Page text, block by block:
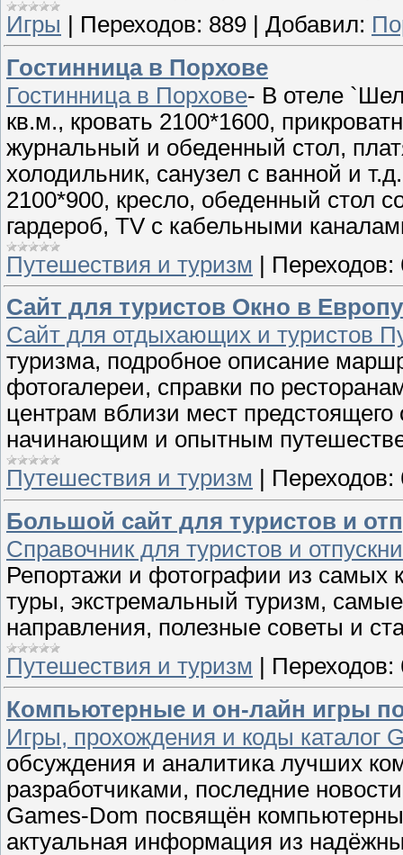
Игры
Переходов: 889 Добавил:
Гостинница в Порхове
Гостинница в Порхове- В отеле
кв.м., кровать 2100*1600,
журнальный и обеденный стол,
холодильник, санузел с ванной и
2100*900, кресло, обеденный стол
гардероб, TV с кабельными
Путешествия и туризм | Переходов:
Сайт для туристов Окно в Европу
Сайт для отдыхающих и туристов
туризма, подробное описание
фотогалереи, справки по
центрам вблизи мест
начинающим и опытным
Путешествия и туризм
Переходов:
Большой сайт для туристов и
Справочник для туристов и
Репортажи и фотографии из самых
туры, экстремальный туризм,
направления, полезные советы и
Путешествия и туризм
Переходов:
Компьютерные и он-лайн игры
Игры, прохождения и коды каталог
обсуждения и аналитика лучших
разработчиками, последние
Games-Dom посвящён
актуальная информация из